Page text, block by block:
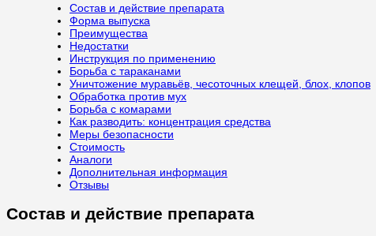
Состав и действие препарата
Форма выпуска
Преимущества
Недостатки
Инструкция по применению
Борьба с тараканами
Уничтожение муравьёв, чесоточных клещей, блох, клопов
Обработка против мух
Борьба с комарами
Как разводить: концентрация средства
Меры безопасности
Стоимость
Аналоги
Дополнительная информация
Отзывы
Состав и действие препарата